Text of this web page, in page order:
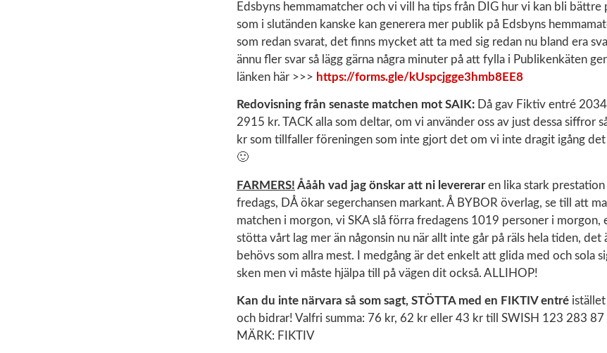
Edsbyns hemmamatcher och vi vill ha tips från DIG hur vi kan bli bättre
som i slutänden kanske kan generera mer publik på Edsbyns
som redan svarat, det finns mycket att ta med sig redan nu bland era
ännu fler svar så lägg gärna några minuter på att fylla i Publikenkäten
länken här >>> https://forms.gle/kUspcjgge3hmb8EE8
Redovisning från senaste matchen mot SAIK: Då gav Fiktiv entré
2915 kr. TACK alla som deltar, om vi använder oss av just dessa siffror
kr som tillfaller föreningen som inte gjort det om vi inte dragit igång det
🙂
FARMERS! Åååh vad jag önskar att ni levereraren lika stark
fredags, DÅ ökar segerchansen markant. Å BYBOR överlag, se till att
matchen i morgon, vi SKA slå förra fredagens 1019 personer i morgon,
stötta vårt lag mer än någonsin nu när allt inte går på räls hela tiden, det
behövs som allra mest. I medgång är det enkelt att glida med och sola
sken men vi måste hjälpa till på vägen dit också. ALLIHOP!
Kan du inte närvara så som sagt, STÖTTA med en FIKTIV entré istället
och bidrar! Valfri summa: 76 kr, 62 kr eller 43 kr till SWISH 123 283
MÄRK: FIKTIV